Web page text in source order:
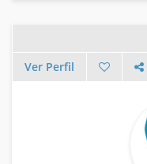
Ver Perfil